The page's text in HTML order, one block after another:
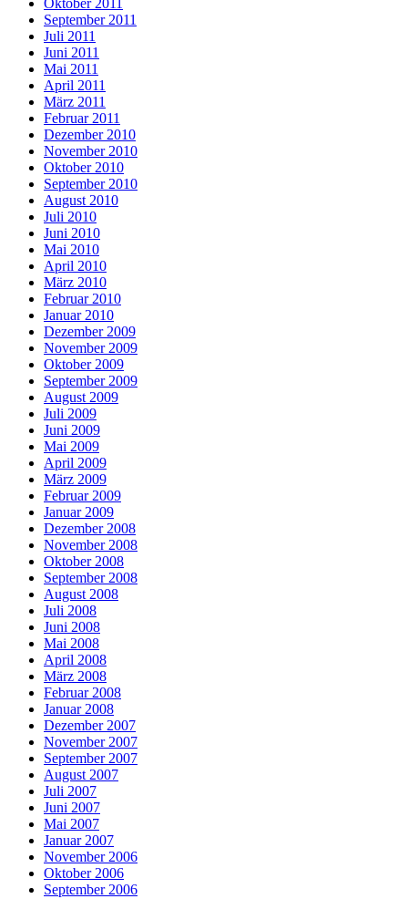
Oktober 2011
September 2011
Juli 2011
Juni 2011
Mai 2011
April 2011
März 2011
Februar 2011
Dezember 2010
November 2010
Oktober 2010
September 2010
August 2010
Juli 2010
Juni 2010
Mai 2010
April 2010
März 2010
Februar 2010
Januar 2010
Dezember 2009
November 2009
Oktober 2009
September 2009
August 2009
Juli 2009
Juni 2009
Mai 2009
April 2009
März 2009
Februar 2009
Januar 2009
Dezember 2008
November 2008
Oktober 2008
September 2008
August 2008
Juli 2008
Juni 2008
Mai 2008
April 2008
März 2008
Februar 2008
Januar 2008
Dezember 2007
November 2007
September 2007
August 2007
Juli 2007
Juni 2007
Mai 2007
Januar 2007
November 2006
Oktober 2006
September 2006